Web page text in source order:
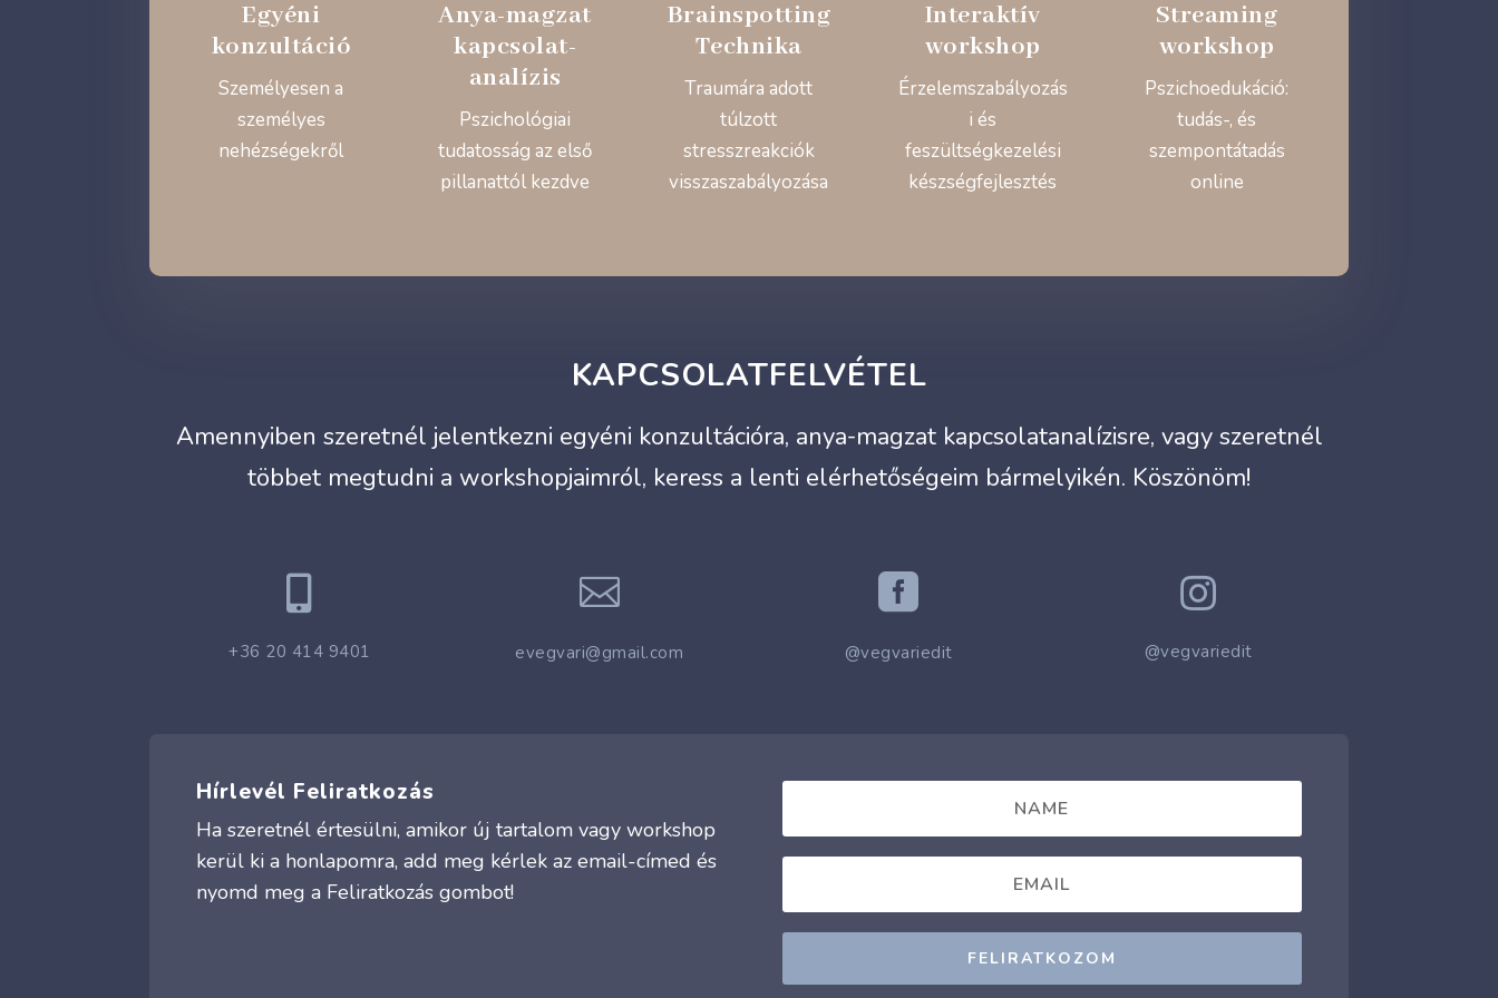
Egyéni
konzultáció
Személyesen a
személyes
nehézségekről
Anya-magzat
kapcsolat-
analízis
Pszichológiai
tudatosság az első
pillanattól kezdve
Brainspotting
Technika
Traumára adott
túlzott
stresszreakciók
visszaszabályozása
Interaktív
workshop
Érzelemszabályozás
i és
feszültségkezelési
készségfejlesztés
Streaming
workshop
Pszichoedukáció:
tudás-, és
szempontátadás
online
KAPCSOLATFELVÉTEL
Amennyiben szeretnél jelentkezni egyéni konzultációra, anya-magzat kapcsolatanalízisre, vagy szeretnél
többet megtudni a workshopjaimról, keress a lenti elérhetőségeim bármelyikén. Köszönöm!

+36 20 414 9401

evegvari@gmail.com

@vegvariedit

@vegvariedit
Hírlevél Feliratkozás
Ha szeretnél értesülni, amikor új tartalom vagy workshop
kerül ki a honlapomra, add meg kérlek az email-címed és
nyomd meg a Feliratkozás gombot!
FELIRATKOZOM